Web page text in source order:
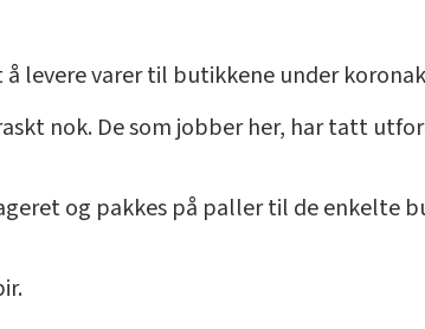
levere varer til butikkene under
nok. De som jobber her, har tatt
og pakkes på paller til de enkelte